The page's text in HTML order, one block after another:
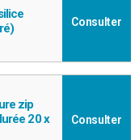
Consulter
zip
20 x
Consulter